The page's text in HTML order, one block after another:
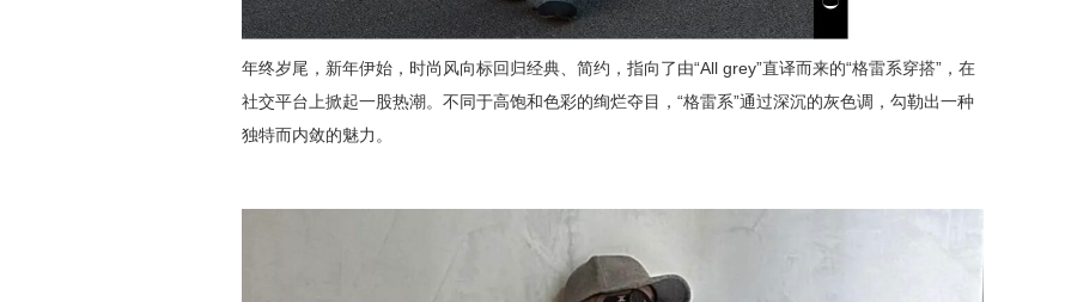
年终岁尾，新年伊始，时尚风向标回归经典、简约，指向了由“All grey”直译而来的“格雷系穿搭”，在
社交平台上掀起一股热潮。不同于高饱和色彩的绚烂夺目，“格雷系”通过深沉的灰色调，勾勒出一种
独特而内敛的魅力。